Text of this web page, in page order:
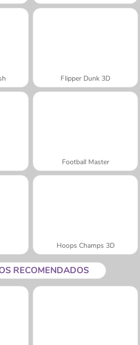
Flipper Dunk 3D
Football Master
Hoops Champs 3D
RECOMENDADOS